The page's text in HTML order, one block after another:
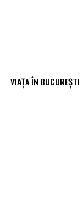
VIAȚA ÎN BUCUREȘTI